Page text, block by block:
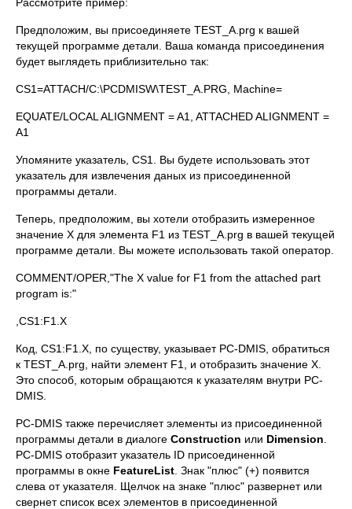
Предположим, вы присоединяете TEST_A.prg к вашей
текущей программе детали. Ваша команда присоединения
будет выглядеть приблизительно так:
CS1=ATTACH/C:\PCDMISW\TEST_A.PRG, Machine=
EQUATE/LOCAL ALIGNMENT = A1, ATTACHED ALIGNMENT =
A1
Упомяните указатель, CS1. Вы будете использовать этот
указатель для извлечения даных из присоединенной
программы детали.
Теперь, предположим, вы хотели отобразить измеренное
значение X для элемента F1 из TEST_A.prg в вашей текущей
программе детали. Вы можете использовать такой оператор.
COMMENT/OPER,"The X value for F1 from the attached part
program is:"
,CS1:F1.X
Код, CS1:F1.X, по существу, указывает PC-DMIS, обратиться
к TEST_A.prg, найти элемент F1, и отобразить значение X.
Это способ, которым обращаются к указателям внутри PC-
DMIS.
PC-DMIS также перечисляет элементы из присоединенной
программы детали в диалоге Construction или Dimension
PC-DMIS отобразит указатель ID присоединенной
программы в окне FeatureList . Знак "плюс" (+) появится
слева от указателя. Щелчок на знаке "плюс" развернет или
свернет список всех элементов в присоединенной